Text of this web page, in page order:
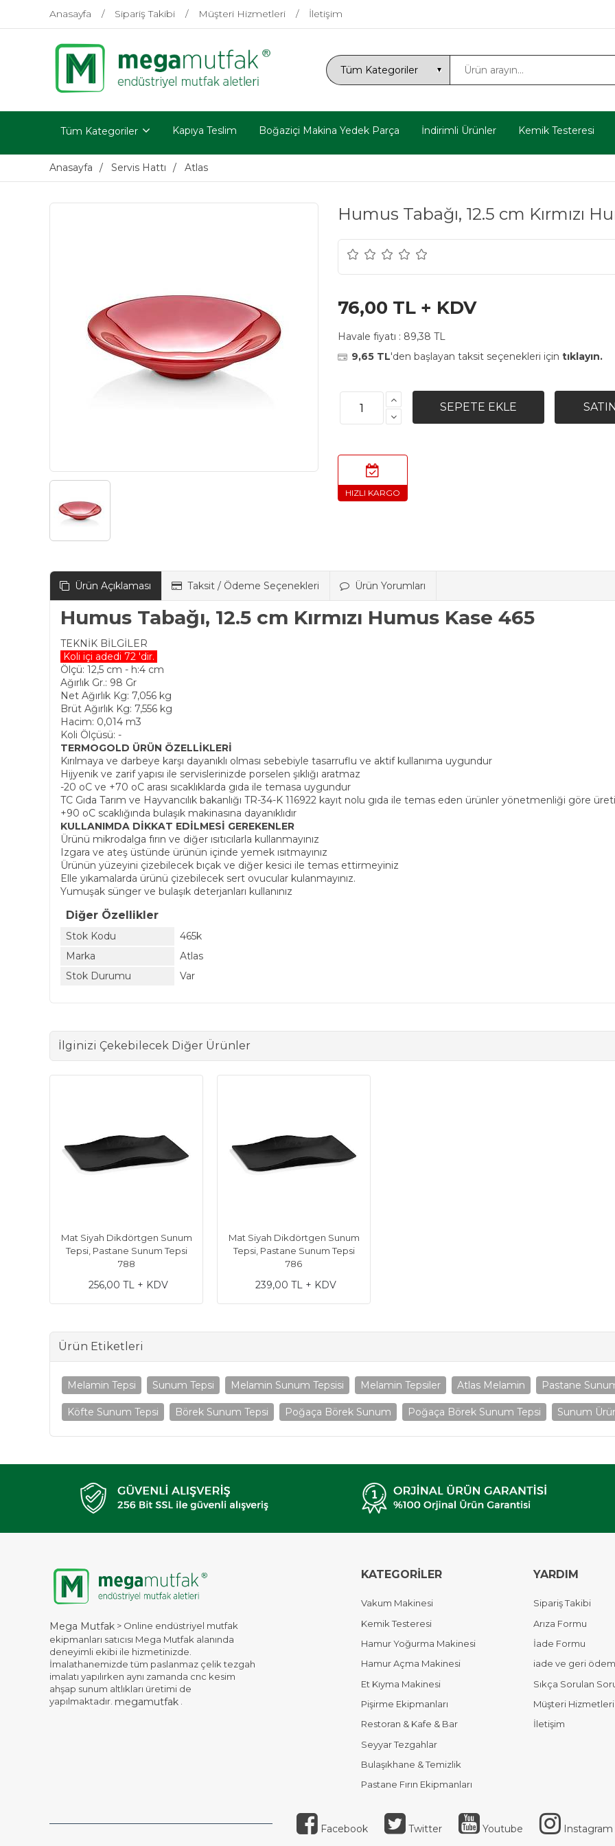
Anasayfa Sipariş Takibi Müşteri Hizmetleri İletişim
Tüm Kategoriler Kapıya Teslim Boğaziçi Makina Yedek Parça İndirimli Ürünler Kemik Testeresi
Anasayfa Servis Hattı Atlas
Humus Tabağı, 12.5 cm Kırmızı
76,00 TL + KDV
Havale fiyatı : 89,38 TL
9,65 TL'den başlayan taksit seçenekleri için tıklayın.
Ürün Açıklaması Taksit / Ödeme Seçenekleri Ürün Yorumları
Humus Tabağı, 12.5 cm Kırmızı Humus Kase 465
TEKNİK BİLGİLER
Koli içi adedi 72 'dir.
Ölçü: 12,5 cm - h:4 cm
Ağırlık Gr.: 98 Gr
Net Ağırlık Kg: 7,056 kg
Brüt Ağırlık Kg: 7,556 kg
Hacim: 0,014 m3
Koli Ölçüsü: -
TERMOGOLD ÜRÜN ÖZELLİKLERİ
Kırılmaya ve darbeye karşı dayanıklı olması sebebiyle tasarruflu ve aktif kullanıma uygundur
Hijyenik ve zarif yapısı ile servislerinizde porselen şıklığı aratmaz
-20 oC ve +70 oC arası sıcaklıklarda gıda ile temasa uygundur
TC Gıda Tarım ve Hayvancılık bakanlığı TR-34-K 116922 kayıt nolu gıda ile temas eden ürünler yönetmenliği göre
+90 oC scaklığında bulaşık makinasına dayanıklıdır
KULLANIMDA DİKKAT EDİLMESİ GEREKENLER
Ürünü mikrodalga fırın ve diğer ısıtıcılarla kullanmayınız
Izgara ve ateş üstünde ürünün içinde yemek ısıtmayınız
Ürünün yüzeyini çizebilecek bıçak ve diğer kesici ile temas ettirmeyiniz
Elle yıkamalarda ürünü çizebilecek sert ovucular kulanmayınız.
Yumuşak sünger ve bulaşık deterjanları kullanınız
Diğer Özellikler
Stok Kodu
465k
Marka
Atlas
Stok Durumu
Var
İlginizi Çekebilecek Diğer Ürünler
Mat Siyah Dikdörtgen Sunum
Tepsi, Pastane Sunum Tepsi
788
256,00 TL + KDV
Mat Siyah Dikdörtgen Sunum
Tepsi, Pastane Sunum Tepsi
786
239,00 TL + KDV
Ürün Etiketleri
Melamin Tepsi Sunum Tepsi Melamin Sunum Tepsisi Melamin Tepsiler Atlas Melamin Pastane
Köfte Sunum Tepsi Börek Sunum Tepsi Poğaça Börek Sunum Poğaça Börek Sunum Tepsi Sunum
Mega Mutfak > Online endüstriyel mutfak
ekipmanları satıcısı Mega Mutfak alanında
deneyimli ekibi ile hizmetinizde.
İmalathanemizde tüm paslanmaz çelik tezgah
imalatı yapılırken aynı zamanda cnc kesim
ahşap sunum altlıkları üretimi de
yapılmaktadır. megamutfak
KATEGORİLER
Vakum Makinesi
Kemik Testeresi
Hamur Yoğurma Makinesi
Hamur Açma Makinesi
Et Kıyma Makinesi
Pişirme Ekipmanları
Restoran & Kafe & Bar
Seyyar Tezgahlar
Bulaşıkhane & Temizlik
Pastane Fırın Ekipmanları
YARDIM
Sipariş Takibi
Arıza Formu
İade Formu
iade ve geri
Sıkça Sorulan
Müşteri Hizmetleri
İletişim
Facebook Twitter Youtube Instagram